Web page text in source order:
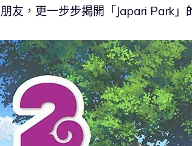
友，更一步步揭開「Japari Park」